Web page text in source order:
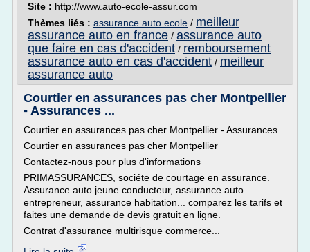
Site : http://www.auto-ecole-assur.com
Thèmes liés : assurance auto ecole / meilleur
assurance auto en france / assurance auto
que faire en cas d'accident / remboursement
assurance auto en cas d'accident / meilleur
assurance auto
Courtier en assurances pas cher Montpellier
- Assurances ...
Courtier en assurances pas cher Montpellier - Assurances
Courtier en assurances pas cher Montpellier
Contactez-nous pour plus d'informations
PRIMASSURANCES, sociéte de courtage en assurance.
Assurance auto jeune conducteur, assurance auto
entrepreneur, assurance habitation... comparez les tarifs et
faites une demande de devis gratuit en ligne.
Contrat d'assurance multirisque commerce...